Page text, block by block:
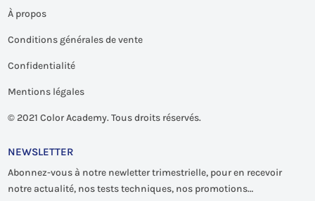
À propos
Conditions générales de vente
Confidentialité
Mentions légales
© 2021 Color Academy. Tous droits réservés.
NEWSLETTER
Abonnez-vous à notre newletter trimestrielle, pour en recevoir
notre actualité, nos tests techniques, nos promotions…